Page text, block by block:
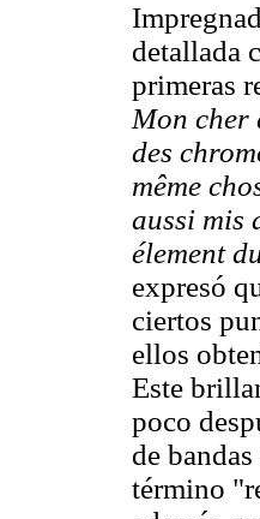
detallada
primeras
Mon cher
des
même
aussi mis
élement
expresó
ciertos
ellos
Este
poco
de
término